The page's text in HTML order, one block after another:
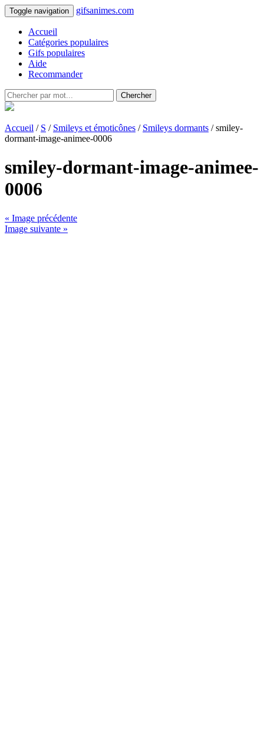
Toggle navigation gifsanimes.com
Accueil
Catégories populaires
Gifs populaires
Aide
Recommander
Chercher
Accueil / S / Smileys et émoticônes / Smileys dormants / smiley-
dormant-image-animee-0006
smiley-dormant-image-animee-
0006
« Image précédente
Image suivante »